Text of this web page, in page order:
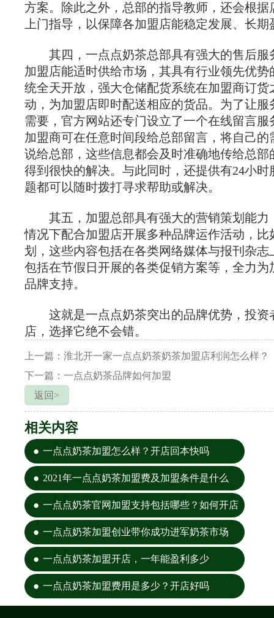
方案。除此之外，总部的指导教师，还会根据
上门指导，以保障各加盟店能稳定发展、长期
其四，一点点奶茶总部具有强大的售后服
加盟店能适时供给市场，其具有行业领先优势
统全天开放，强大仓储配货系统在加盟商订货
动，为加盟店即时配送相应的货品。为了让服
需要，官方网站还专门设立了一个在线留言服
加盟商可在任意时间段给总部留言，将自己的
说给总部，这些信息都会及时准确地传给总部
得到很快的解决。与此同时，还提供有24小
题都可以随时拨打寻求帮助或解决。
其五，加盟总部具有强大的营销策划能力
情况下配合加盟店开展多种品牌运作活动，比
划，这些内容包括在各类网络媒体与报刊杂志
包括在节假日开展的各类促销方案等，全力为
品牌支持。
这就是一点点奶茶突出的品牌优势，投资
店，选择它绝不会错。
上一篇：淮北开一家一点点奶茶奶茶加盟店利润怎么样？
下一篇：一点点奶茶品牌如何加盟
返回>
相关内容
一点点奶茶加盟怎么样？开店回本快吗
2021年一点点奶茶加盟费及加盟条件是什么
一点点奶茶官网加盟支持包括哪些？如何开店
一点点奶茶加盟创业带你成功进军奶茶市场
一点点奶茶加盟开店，一年能盈利多少
一点点奶茶加盟费用是多少？开店好吗